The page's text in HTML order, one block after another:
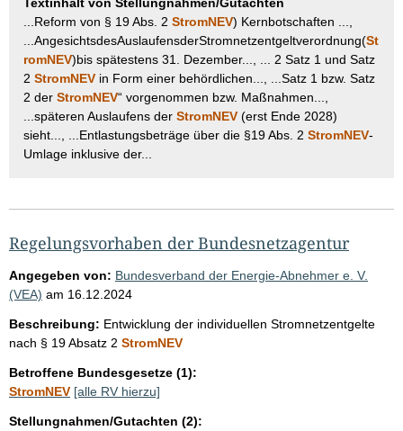
...Reform von § 19 Abs. 2 StromNEV) Kernbotschaften ...,
...AngesichtsdesAuslaufensderStromnetzentgeltverordnung(St
romNEV)bis spätestens 31. Dezember..., ... 2 Satz 1 und Satz
2 StromNEV in Form einer behördlichen..., ...Satz 1 bzw. Satz
2 der StromNEV“ vorgenommen bzw. Maßnahmen...,
...späteren Auslaufens der StromNEV (erst Ende 2028)
sieht..., ...Entlastungsbeträge über die §19 Abs. 2 StromNEV-
Umlage inklusive der...
Regelungsvorhaben der Bundesnetzagentur
Angegeben von: Bundesverband der Energie-Abnehmer e. V.
(VEA) am 16.12.2024
Beschreibung: Entwicklung der individuellen Stromnetzentgelte
nach § 19 Absatz 2 StromNEV
Betroffene Bundesgesetze (1):
StromNEV [alle RV hierzu]
Stellungnahmen/Gutachten (2):